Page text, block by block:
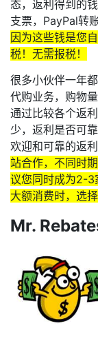
态，返利得到的
支票，PayPal转
因为这些钱是您
税！无需报税！
很多小伙伴一年
代购业务，购物
通过比较各个返
少，返利是否可
欢迎和可靠的返利
站合作，不同时
议您同时成为2-3
大额消费时，选
Mr.